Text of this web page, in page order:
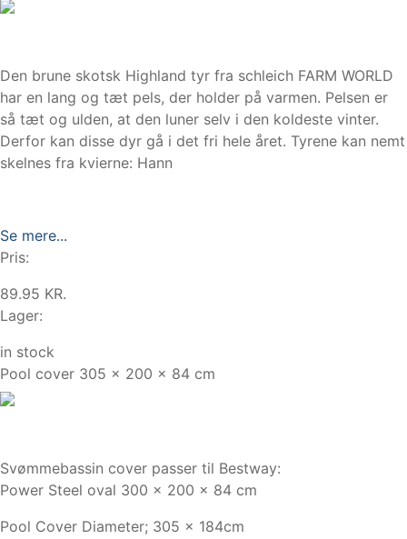
Den brune skotsk Highland tyr fra schleich FARM WORLD
har en lang og tæt pels, der holder på varmen. Pelsen er
så tæt og ulden, at den luner selv i den koldeste vinter.
Derfor kan disse dyr gå i det fri hele året. Tyrene kan nemt
skelnes fra kvierne: Hann
Se mere...
Pris:
89.95 KR.
Lager:
in stock
Pool cover 305 x 200 x 84 cm
Svømmebassin cover passer til Bestway:
Power Steel oval 300 x 200 x 84 cm
Pool Cover Diameter; 305 x 184cm